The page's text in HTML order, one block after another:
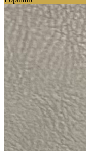
Accessoires &
Completez votre
Populaire